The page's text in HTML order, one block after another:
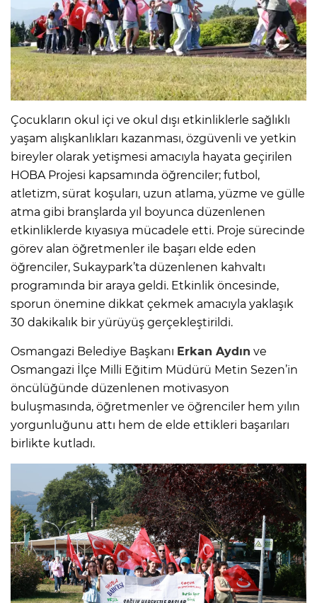
Çocukların okul içi ve okul dışı etkinliklerle sağlıklı
yaşam alışkanlıkları kazanması, özgüvenli ve yetkin
bireyler olarak yetişmesi amacıyla hayata geçirilen
HOBA Projesi kapsamında öğrenciler; futbol,
atletizm, sürat koşuları, uzun atlama, yüzme ve gülle
atma gibi branşlarda yıl boyunca düzenlenen
etkinliklerde kıyasıya mücadele etti. Proje sürecinde
görev alan öğretmenler ile başarı elde eden
öğrenciler, Sukaypark’ta düzenlenen kahvaltı
programında bir araya geldi. Etkinlik öncesinde,
sporun önemine dikkat çekmek amacıyla yaklaşık
30 dakikalık bir yürüyüş gerçekleştirildi.
Osmangazi Belediye Başkanı Erkan Aydın ve
Osmangazi İlçe Milli Eğitim Müdürü Metin Sezen’in
öncülüğünde düzenlenen motivasyon
buluşmasında, öğretmenler ve öğrenciler hem yılın
yorgunluğunu attı hem de elde ettikleri başarıları
birlikte kutladı.